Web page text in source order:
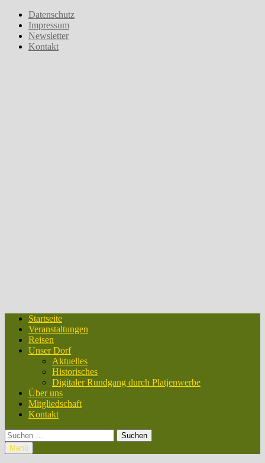
Zum
Inhalt
springen
Datenschutz
Impressum
Newsletter
Kontakt
Startseite
Veranstaltungen
Reisen
Unser Dorf
Aktuelles
Historisches
Digitaler Rundgang durch Platjenwerbe
Über uns
Mitgliedschaft
Kontakt
Suchen
nach:
Menü